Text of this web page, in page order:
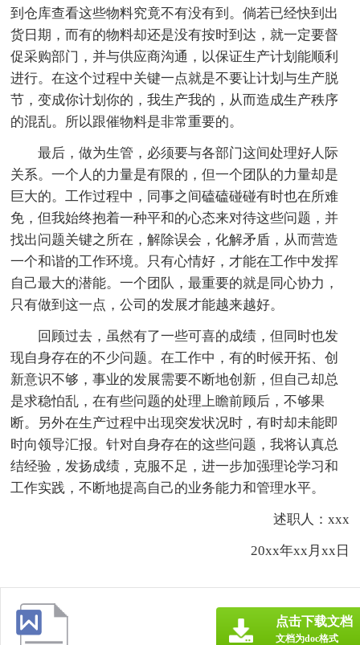
到仓库查看这些物料究竟不有没有到。倘若已经快到出
货日期，而有的物料却还是没有按时到达，就一定要督
促采购部门，并与供应商沟通，以保证生产计划能顺利
进行。在这个过程中关键一点就是不要让计划与生产脱
节，变成你计划你的，我生产我的，从而造成生产秩序
的混乱。所以跟催物料是非常重要的。
最后，做为生管，必须要与各部门这间处理好人际
关系。一个人的力量是有限的，但一个团队的力量却是
巨大的。工作过程中，同事之间磕磕碰碰有时也在所难
免，但我始终抱着一种平和的心态来对待这些问题，并
找出问题关键之所在，解除误会，化解矛盾，从而营造
一个和谐的工作环境。只有心情好，才能在工作中发挥
自己最大的潜能。一个团队，最重要的就是同心协力，
只有做到这一点，公司的发展才能越来越好。
回顾过去，虽然有了一些可喜的成绩，但同时也发
现自身存在的不少问题。在工作中，有的时候开拓、创
新意识不够，事业的发展需要不断地创新，但自己却总
是求稳怕乱，在有些问题的处理上瞻前顾后，不够果
断。另外在生产过程中出现突发状况时，有时却未能即
时向领导汇报。针对自身存在的这些问题，我将认真总
结经验，发扬成绩，克服不足，进一步加强理论学习和
工作实践，不断地提高自己的业务能力和管理水平。
述职人：xxx
20xx年xx月xx日
点击下载文档
文档为doc格式